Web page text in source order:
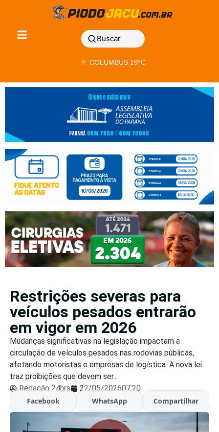
Buscar
COLUMBUS 19°C
Restrições severas para
veículos pesados entrarão
em vigor em 2026
Mudanças significativas na legislação impactam a
circulação de veículos pesados nas rodovias públicas,
afetando motoristas e empresas de logística. A nova lei
traz proibições que devem ser...
Redação 24hrs
22/05/202607:20
Facebook
WhatsApp Compartilhar